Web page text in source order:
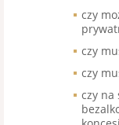
czy
czy
czy
czy na